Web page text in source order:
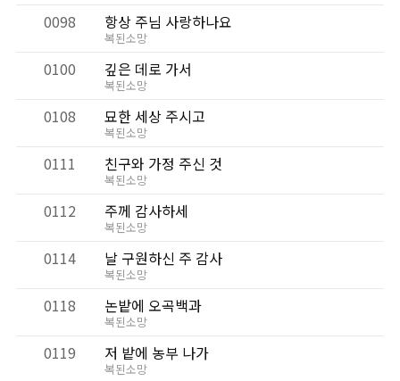
0098 항상 주님 사랑하나요
복된소망
0100 깊은 데로 가서
복된소망
0108 묘한 세상 주시고
복된소망
0111 친구와 가정 주신 것
복된소망
0112 주께 감사하세
복된소망
0114 날 구원하신 주 감사
복된소망
0118 논밭에 오곡백과
복된소망
0119 저 밭에 농부 나가
복된소망